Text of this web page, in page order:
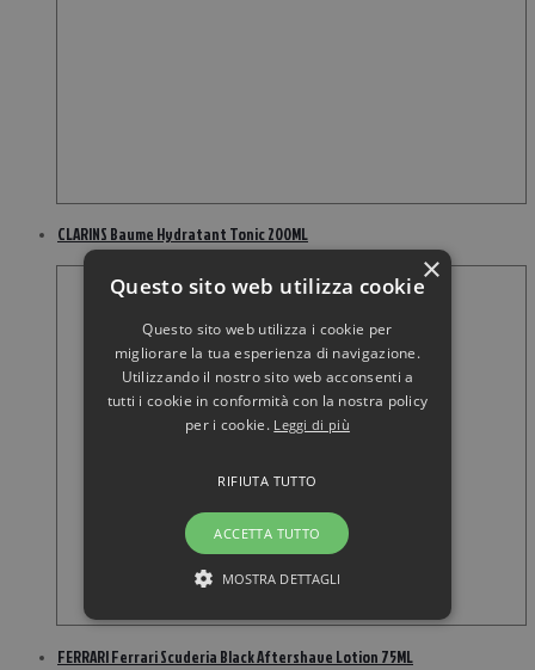
CLARINS Baume Hydratant Tonic 200ML
FERRARI Ferrari Scuderia Black Aftershave Lotion 75ML
×
Questo sito web utilizza cookie
Questo sito web utilizza i cookie per
migliorare la tua esperienza di navigazione.
Utilizzando il nostro sito web acconsenti a
tutti i cookie in conformità con la nostra policy
per i cookie. Leggi di più
ACCETTA TUTTO
RIFIUTA TUTTO
MOSTRA DETTAGLI